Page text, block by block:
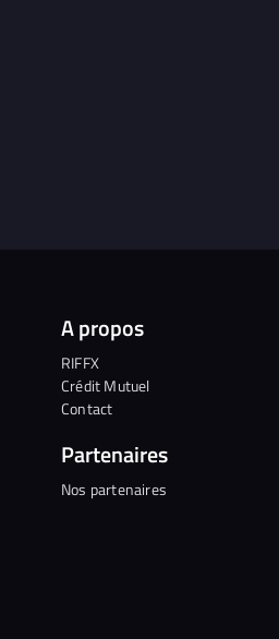
A propos
RIFFX
Crédit Mutuel
Contact
Partenaires
Nos partenaires